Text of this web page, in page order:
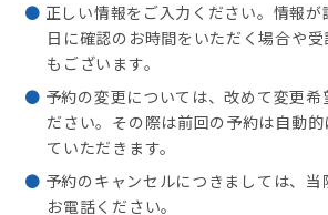
正しい情報をご入力ください。情報が
日に確認のお時間をいただく場合や
もございます。
予約の変更については、改めて変更希
ださい。その際は前回の予約は自動
ていただきます。
予約のキャンセルにつきましては、
お電話ください。